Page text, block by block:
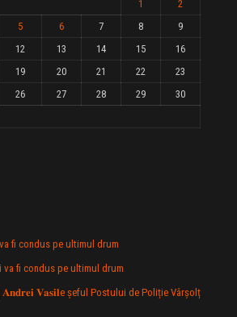
1
2
5 6 7 8
9
12 13 14 15
16
19 20 21 22
23
26 27 28 29
30
fi condus pe ultimul drum
va fi condus pe ultimul drum
𝐕𝐚𝐬𝐢𝐥e şeful Postului de Poliție Vârșolț